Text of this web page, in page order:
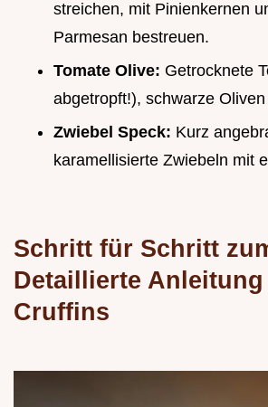
streichen, mit Pinienkernen
Parmesan bestreuen.
Tomate Olive: Getrocknete
abgetropft!), schwarze
Zwiebel Speck: Kurz
karamellisierte Zwiebeln mit
Schritt für Schritt
Detaillierte
Cruffins